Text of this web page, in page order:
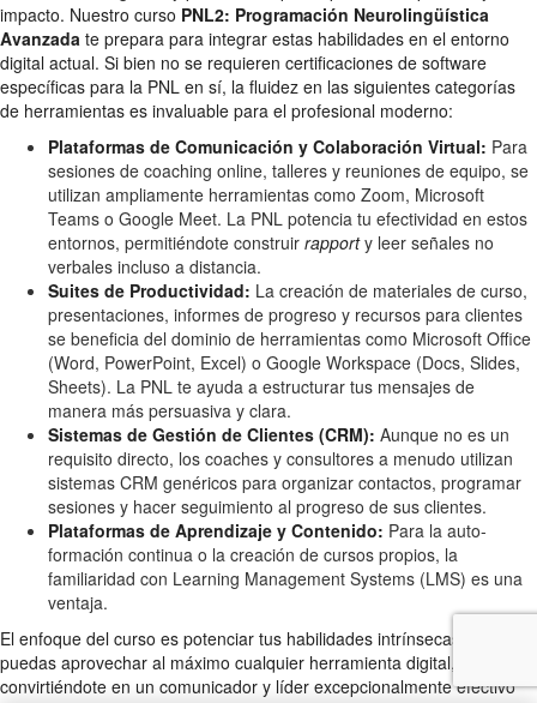
impacto. Nuestro curso PNL2: Programación Neurolingüística
Avanzada te prepara para integrar estas habilidades en el entorno
digital actual. Si bien no se requieren certificaciones de software
específicas para la PNL en sí, la fluidez en las siguientes categorías
de herramientas es invaluable para el profesional moderno:
Plataformas de Comunicación y Colaboración Virtual: Para
sesiones de coaching online, talleres y reuniones de equipo, se
utilizan ampliamente herramientas como Zoom, Microsoft
Teams o Google Meet. La PNL potencia tu efectividad en estos
entornos, permitiéndote construir rapporty leer señales no
verbales incluso a distancia.
Suites de Productividad: La creación de materiales de curso,
presentaciones, informes de progreso y recursos para clientes
se beneficia del dominio de herramientas como Microsoft Office
(Word, PowerPoint, Excel) o Google Workspace (Docs, Slides,
Sheets). La PNL te ayuda a estructurar tus mensajes de
manera más persuasiva y clara.
Sistemas de Gestión de Clientes (CRM): Aunque no es un
requisito directo, los coaches y consultores a menudo utilizan
sistemas CRM genéricos para organizar contactos, programar
sesiones y hacer seguimiento al progreso de sus clientes.
Plataformas de Aprendizaje y Contenido: Para la auto-
formación continua o la creación de cursos propios, la
familiaridad con Learning Management Systems (LMS) es una
ventaja.
El enfoque del curso es potenciar tus habilidades intrínsecas para que
puedas aprovechar al máximo cualquier herramienta digital,
convirtiéndote en un comunicador y líder excepcionalmente efectivo